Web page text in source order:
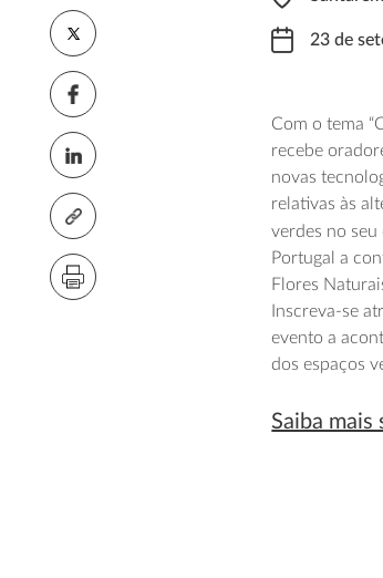
23 de
Com o tema
recebe
novas
relativas às
verdes no seu
Portugal a
Flores
Inscreva-se
evento a
dos espaços
Saiba